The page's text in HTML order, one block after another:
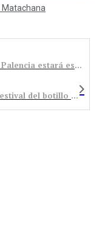
Matachana
Todo apunta a que Sí habrá fútbol: el Palencia estará este domingo en La Devesa
Viñales celebra un año más el primer festival del botillo de la temporada